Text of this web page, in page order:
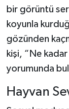
bir görüntü
koyunla
gözünden
kişi, “Ne
yorumunda
Hayvan